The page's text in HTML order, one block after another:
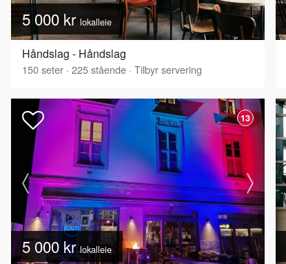
5 000 kr lokalleie
Håndslag - Håndslag
150seter · 225stående · Tilbyr servering
13
5 000 krlokalleie